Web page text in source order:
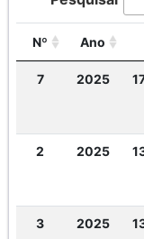
Nº Ano
7 2025
2 2025
3 2025